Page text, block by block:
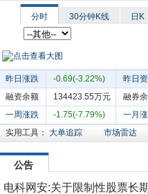
分时 30分钟K线 日K
昨日涨跌 -0.69(-3.22%)
昨日
融资余额
134423.55万元
融券
一周涨跌
-1.75(-7.79%)
一月
实用工具： 大单追踪 市场雷达
公告
电科网安:关于限制性股票长